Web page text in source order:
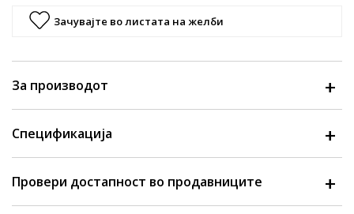
Зачувајте во листата на желби
За производот
Спецификација
Провери достапност во продавниците